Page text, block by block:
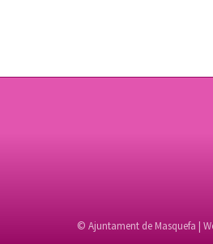
© Ajuntament de Masquefa |